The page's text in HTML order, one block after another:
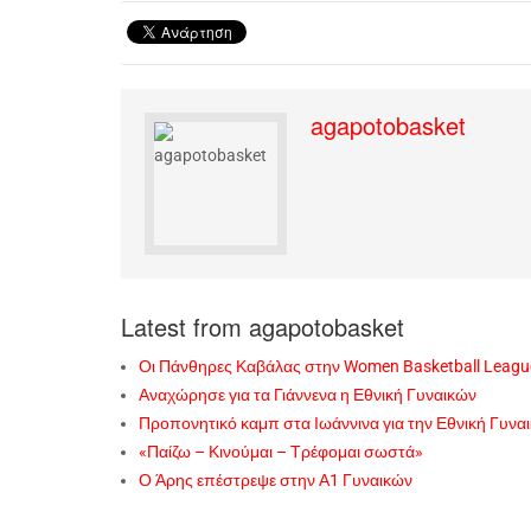
agapotobasket
Latest from agapotobasket
Οι Πάνθηρες Καβάλας στην Women Basketball
Αναχώρησε για τα Γιάννενα η Εθνική Γυναικών
Προπονητικό καμπ στα Ιωάννινα για την Εθνική
«Παίζω – Κινούμαι – Τρέφομαι σωστά»
Ο Άρης επέστρεψε στην Α1 Γυναικών